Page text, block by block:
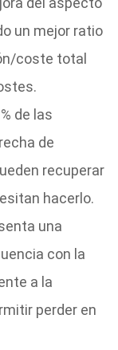
un mejor ratio
coste total
de las
de
recuperar
hacerlo.
una
con la
a la
perder en